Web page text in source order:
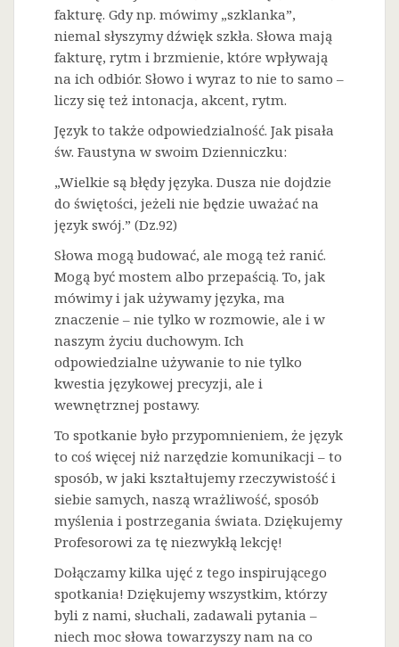
fakturę. Gdy np. mówimy „szklanka”,
niemal słyszymy dźwięk szkła. Słowa mają
fakturę, rytm i brzmienie, które wpływają
na ich odbiór. Słowo i wyraz to nie to samo –
liczy się też intonacja, akcent, rytm.
Język to także odpowiedzialność. Jak pisała
św. Faustyna w swoim Dzienniczku:
„Wielkie są błędy języka. Dusza nie dojdzie
do świętości, jeżeli nie będzie uważać na
język swój.” (Dz.92)
Słowa mogą budować, ale mogą też ranić.
Mogą być mostem albo przepaścią. To, jak
mówimy i jak używamy języka, ma
znaczenie – nie tylko w rozmowie, ale i w
naszym życiu duchowym. Ich
odpowiedzialne używanie to nie tylko
kwestia językowej precyzji, ale i
wewnętrznej postawy.
To spotkanie było przypomnieniem, że język
to coś więcej niż narzędzie komunikacji – to
sposób, w jaki kształtujemy rzeczywistość i
siebie samych, naszą wrażliwość, sposób
myślenia i postrzegania świata. Dziękujemy
Profesorowi za tę niezwykłą lekcję!
Dołączamy kilka ujęć z tego inspirującego
spotkania! Dziękujemy wszystkim, którzy
byli z nami, słuchali, zadawali pytania –
niech moc słowa towarzyszy nam na co